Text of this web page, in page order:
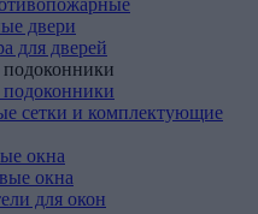
двери
для дверей
подоконники
сетки и комплектующие
окна
окна
для окон